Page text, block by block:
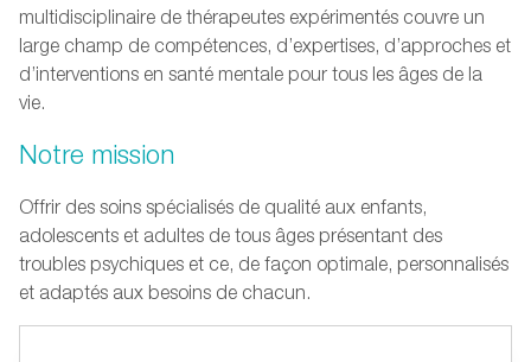
multidisciplinaire de thérapeutes expérimentés couvre un
large champ de compétences, d’expertises, d’approches et
d’interventions en santé mentale pour tous les âges de la
vie.
Notre mission
Offrir des soins spécialisés de qualité aux enfants,
adolescents et adultes de tous âges présentant des
troubles psychiques et ce, de façon optimale, personnalisés
et adaptés aux besoins de chacun.